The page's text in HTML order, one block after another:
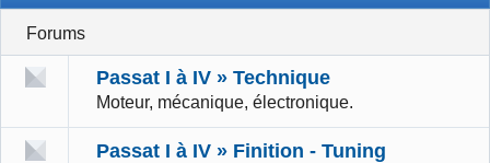
Forums
Passat I à IV » Technique
Moteur, mécanique, électronique.
Passat I à IV » Finition - Tuning